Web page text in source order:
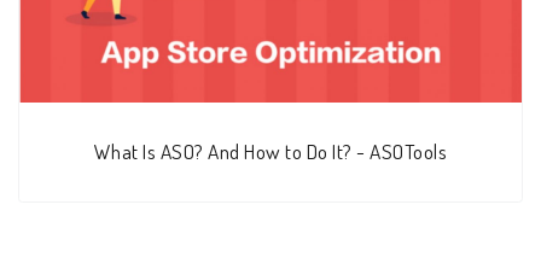
What Is ASO? And How to Do It? - ASOTools